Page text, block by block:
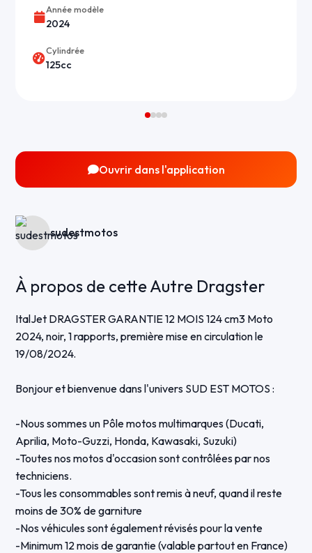
Année modèle
2024
Cylindrée
125cc
Ouvrir dans l'application
sudestmotos
À propos de cette Autre Dragster
ItalJet DRAGSTER GARANTIE 12 MOIS 124 cm3 Moto
2024, noir, 1 rapports, première mise en circulation le
19/08/2024.
Bonjour et bienvenue dans l'univers SUD EST MOTOS :
-Nous sommes un Pôle motos multimarques (Ducati,
Aprilia, Moto-Guzzi, Honda, Kawasaki, Suzuki)
-Toutes nos motos d'occasion sont contrôlées par nos
techniciens.
-Tous les consommables sont remis à neuf, quand il reste
moins de 30% de garniture
-Nos véhicules sont également révisés pour la vente
-Minimum 12 mois de garantie (valable partout en France)